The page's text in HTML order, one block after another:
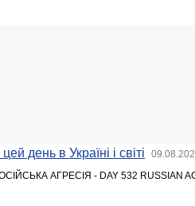
день в Україні і світі
АГРЕСІЯ - DAY 532 RUSSIAN